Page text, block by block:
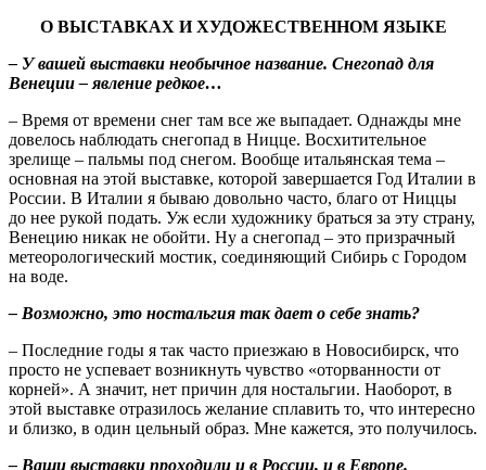
О ВЫСТАВКАХ И ХУДОЖЕСТВЕННОМ ЯЗЫКЕ
– У вашей выставки необычное название. Снегопад для
Венеции – явление редкое…
– Время от времени снег там все же выпадает. Однажды мне
довелось наблюдать снегопад в Ницце. Восхитительное
зрелище – пальмы под снегом. Вообще итальянская тема –
основная на этой выставке, которой завершается Год Италии в
России. В Италии я бываю довольно часто, благо от Ниццы
до нее рукой подать. Уж если художнику браться за эту страну,
Венецию никак не обойти. Ну а снегопад – это призрачный
метеорологический мостик, соединяющий Сибирь с Городом
на воде.
– Возможно, это ностальгия так дает о себе знать?
– Последние годы я так часто приезжаю в Новосибирск, что
просто не успевает возникнуть чувство «оторванности от
корней». А значит, нет причин для ностальгии. Наоборот, в
этой выставке отразилось желание сплавить то, что интересно
и близко, в один цельный образ. Мне кажется, это получилось.
– Ваши выставки проходили и в России, и в Европе.